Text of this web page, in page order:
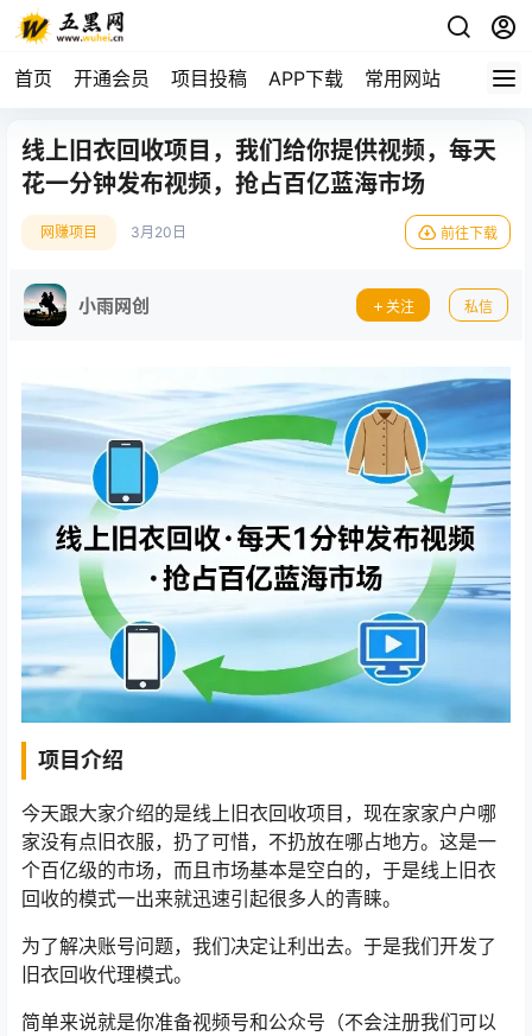
首页 开通会员 项目投稿 APP下载 常用网站
线上旧衣回收项目，我们给你提供视频，每天
花一分钟发布视频，抢占百亿蓝海市场
网赚项目 3月20日 前往下载
小雨网创 关注 私信
项目介绍
今天跟大家介绍的是线上旧衣回收项目，现在家家户户哪
家没有点旧衣服，扔了可惜，不扔放在哪占地方。这是一
个百亿级的市场，而且市场基本是空白的，于是线上旧衣
回收的模式一出来就迅速引起很多人的青睐。
为了解决账号问题，我们决定让利出去。于是我们开发了
旧衣回收代理模式。
简单来说就是你准备视频号和公众号（不会注册我们可以